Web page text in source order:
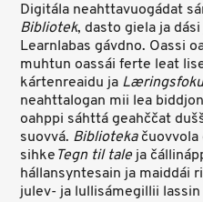
Digitála neahttavuogádat
Bibliotek, dasto giela ja
Learnlabas gávdno. Oassi
muhtun oassái ferte leat
kártenreaidu ja
neahttalogan mii lea
oahppi sáhttá geahččat
suovvá. Biblioteka čuovvola
sihke Tegn til taleja
hállansyntesain ja maiddái
julev- ja lullisámegillii